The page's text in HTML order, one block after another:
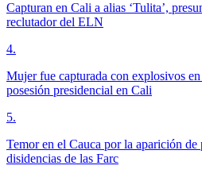
Capturan en Cali a alias ‘Tulita’,
reclutador del ELN
4.
Mujer fue capturada con explosivos
posesión presidencial en Cali
5.
Temor en el Cauca por la aparición de
disidencias de las Farc